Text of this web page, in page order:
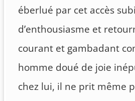
éberlué par cet accès
d’enthousiasme et
courant et gambadant
homme doué de joie
chez lui, il ne prit même